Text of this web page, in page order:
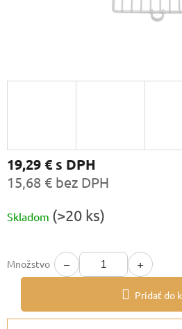
19,29 €s DPH
15,68 € bez DPH
cena:
Skladom (>20 ks)
Množstvo − +
Pridať do